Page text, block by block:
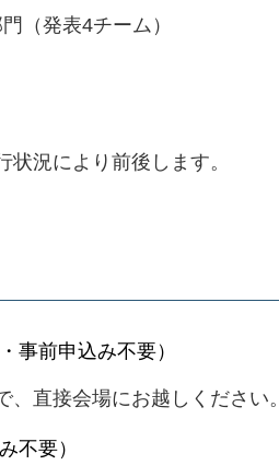
（発表4チーム）
況により前後します。
事前申込み不要）
直接会場にお越しください。
不要）